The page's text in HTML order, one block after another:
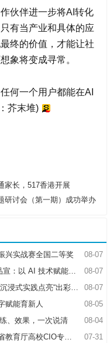
伙伴进一步将AI转化
有当产业和具体的应
终的价值，才能让社
象将变成寻常。
何一个用户都能在AI
芥末堆)
家长，517香港开展
研讨会（第一期）成功举办
08-07
兴实战赛全国二等奖
08-07
技术赋能品牌全域传播
08-07
点亮“出彩中原”实践路
08-05
赋能育新人
08-04
、效果，一次说清
07-31
班共探AI赋能高等教育新路径